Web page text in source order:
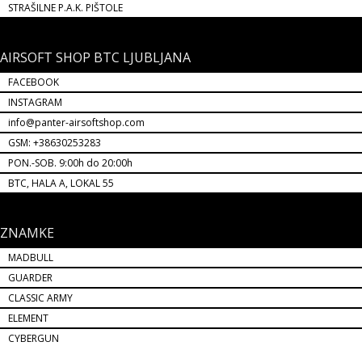
STRAŠILNE P.A.K. PIŠTOLE
AIRSOFT SHOP BTC LJUBLJANA
FACEBOOK
INSTAGRAM
info@panter-airsoftshop.com
GSM: +38630253283
PON.-SOB. 9:00h do 20:00h
BTC, HALA A, LOKAL 55
ZNAMKE
MADBULL
GUARDER
CLASSIC ARMY
ELEMENT
CYBERGUN